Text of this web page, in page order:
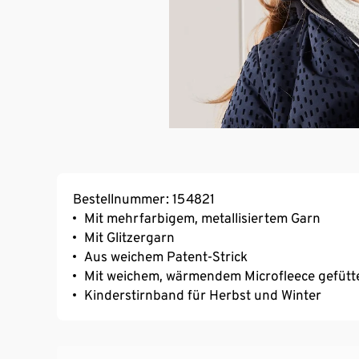
Bestellnummer: 154821
Mit mehrfarbigem, metallisiertem Garn
Mit Glitzergarn
Aus weichem Patent-Strick
Mit weichem, wärmendem Microfleece
Kinderstirnband für Herbst und Winter